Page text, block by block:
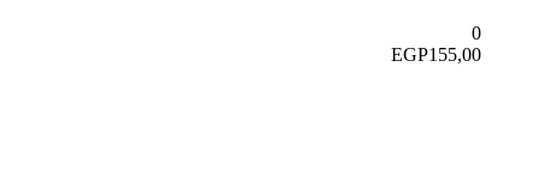
0
EGP155,00